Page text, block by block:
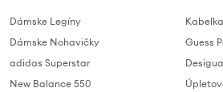
Dámske Legíny
Dámske Nohavičky
adidas Superstar
New Balance 550
Guess